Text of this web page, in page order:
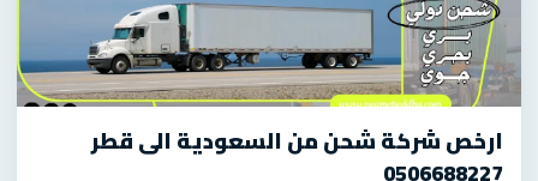
ارخص شركة شحن من السعودية الى قطر